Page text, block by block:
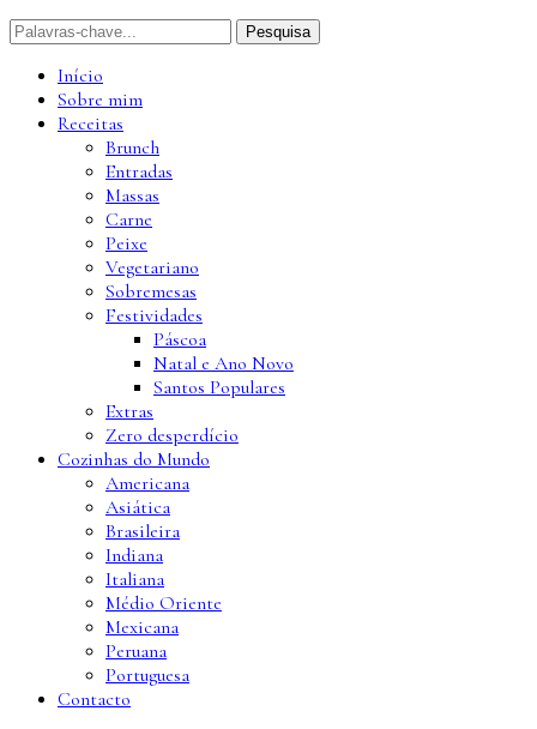
Início
Sobre mim
Receitas
Brunch
Entradas
Massas
Carne
Peixe
Vegetariano
Sobremesas
Festividades
Páscoa
Natal e Ano Novo
Santos Populares
Extras
Zero desperdício
Cozinhas do Mundo
Americana
Asiática
Brasileira
Indiana
Italiana
Médio Oriente
Mexicana
Peruana
Portuguesa
Contacto